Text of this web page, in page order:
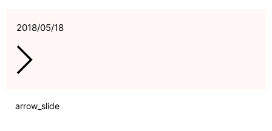
2018/05/18
arrow_slide